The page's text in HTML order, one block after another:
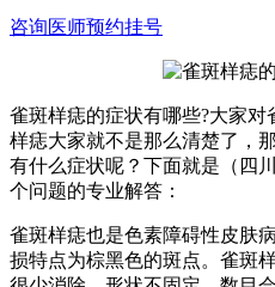
咨询医师预约挂号
雀斑样痣的症状有哪些?大家
样痣大家就不是那么清楚了，
有什么症状呢？下面就是（四
个问题的专业解答：
雀斑样痣也是色素障碍性皮肤
损特点为棕黑色的斑点。雀斑